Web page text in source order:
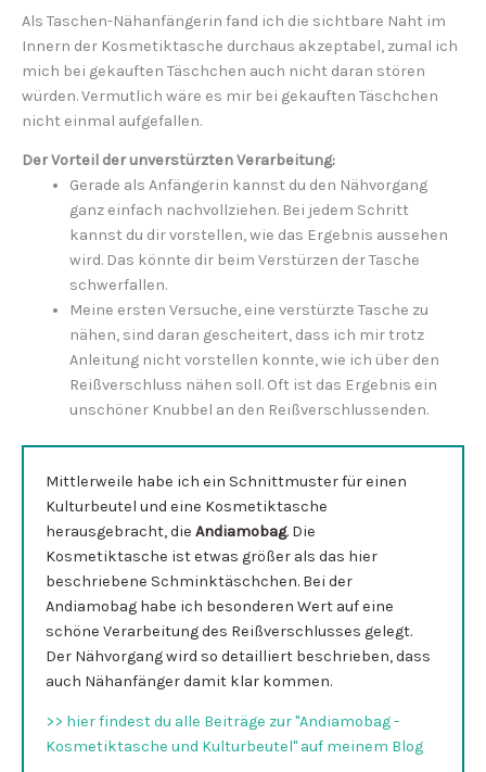
Als Taschen-Nähanfängerin fand ich die sichtbare Naht im
Innern der Kosmetiktasche durchaus akzeptabel, zumal ich
mich bei gekauften Täschchen auch nicht daran stören
würden. Vermutlich wäre es mir bei gekauften Täschchen
nicht einmal aufgefallen.
Der Vorteil der unverstürzten Verarbeitung:
Gerade als Anfängerin kannst du den Nähvorgang
ganz einfach nachvollziehen. Bei jedem Schritt
kannst du dir vorstellen, wie das Ergebnis aussehen
wird. Das könnte dir beim Verstürzen der Tasche
schwerfallen.
Meine ersten Versuche, eine verstürzte Tasche zu
nähen, sind daran gescheitert, dass ich mir trotz
Anleitung nicht vorstellen konnte, wie ich über den
Reißverschluss nähen soll. Oft ist das Ergebnis ein
unschöner Knubbel an den Reißverschlussenden.
Mittlerweile habe ich ein Schnittmuster für einen
Kulturbeutel und eine Kosmetiktasche
herausgebracht, die Andiamobag. Die
Kosmetiktasche ist etwas größer als das hier
beschriebene Schminktäschchen. Bei der
Andiamobag habe ich besonderen Wert auf eine
schöne Verarbeitung des Reißverschlusses gelegt.
Der Nähvorgang wird so detailliert beschrieben, dass
auch Nähanfänger damit klar kommen.
>> hier findest du alle Beiträge zur "Andiamobag -
Kosmetiktasche und Kulturbeutel" auf meinem Blog